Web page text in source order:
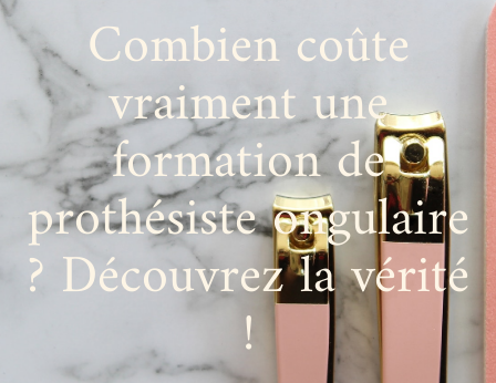
Combien coûte
vraiment une
formation de
prothésiste ongulaire
? Découvrez la vérité
!